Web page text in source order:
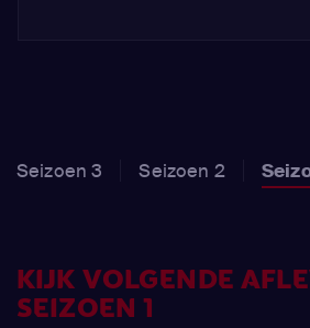
Seizoen 3 Seizoen 2
KIJK VOLGENDE
SEIZOEN 1